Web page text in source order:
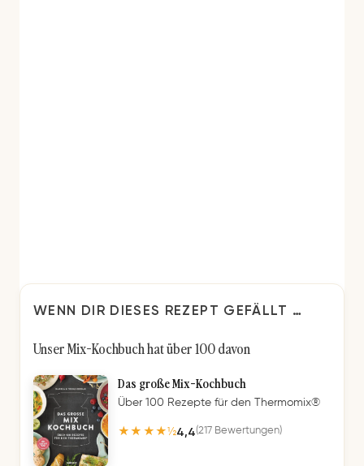
WENN DIR DIESES REZEPT GEFÄLLT …
Unser Mix-Kochbuch hat über 100 davon
Das große Mix-Kochbuch
Über 100 Rezepte für den Thermomix®
★★★★½4,4(217 Bewertungen)